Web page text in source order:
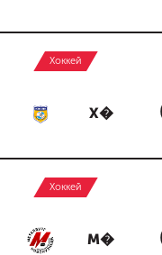
Хоккей
Х�
Хоккей
М�